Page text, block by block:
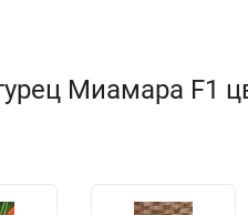
Миамара F1